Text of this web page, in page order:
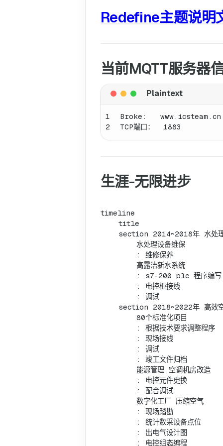
Redefine主题说明
当前MQTT服务器
1
2
Broke:   www.icsteam.cn
TCP端口：  1883
生涯-无限进步
timeline
    title
section 2014~2018年 水处
        水处理设备维保
        : 维修保养
        高露洁新水系统
        : s7-200 plc 程序编写
        : 电控柜接线
        : 调试
section 2018~2022年 高效
        80个标准化项目
        : 根据技术要求调整程序
        : 现场接线
        : 调试
        : 竣工文件归档
        能源管理 空调机房改造
        : 电控元件更换
        : 配合调试
        数字化工厂 压缩空气
        : 现场踏勘
        : 统计数采设备点位
        : 出电气设计图
        : 电控组态编程